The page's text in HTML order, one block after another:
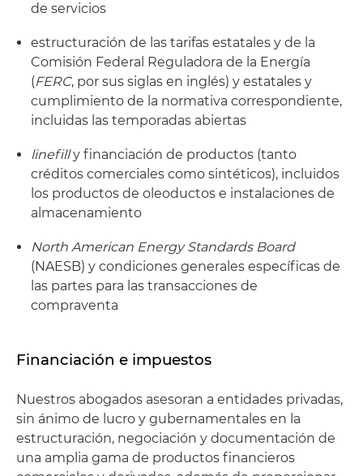
de servicios
estructuración de las tarifas estatales y de la
Comisión Federal Reguladora de la Energía
(FERC, por sus siglas en inglés) y estatales y
cumplimiento de la normativa correspondiente,
incluidas las temporadas abiertas
linefilly financiación de productos (tanto
créditos comerciales como sintéticos), incluidos
los productos de oleoductos e instalaciones de
almacenamiento
North American Energy Standards Board
(NAESB) y condiciones generales específicas de
las partes para las transacciones de
compraventa
Financiación e impuestos
Nuestros abogados asesoran a entidades privadas,
sin ánimo de lucro y gubernamentales en la
estructuración, negociación y documentación de
una amplia gama de productos financieros